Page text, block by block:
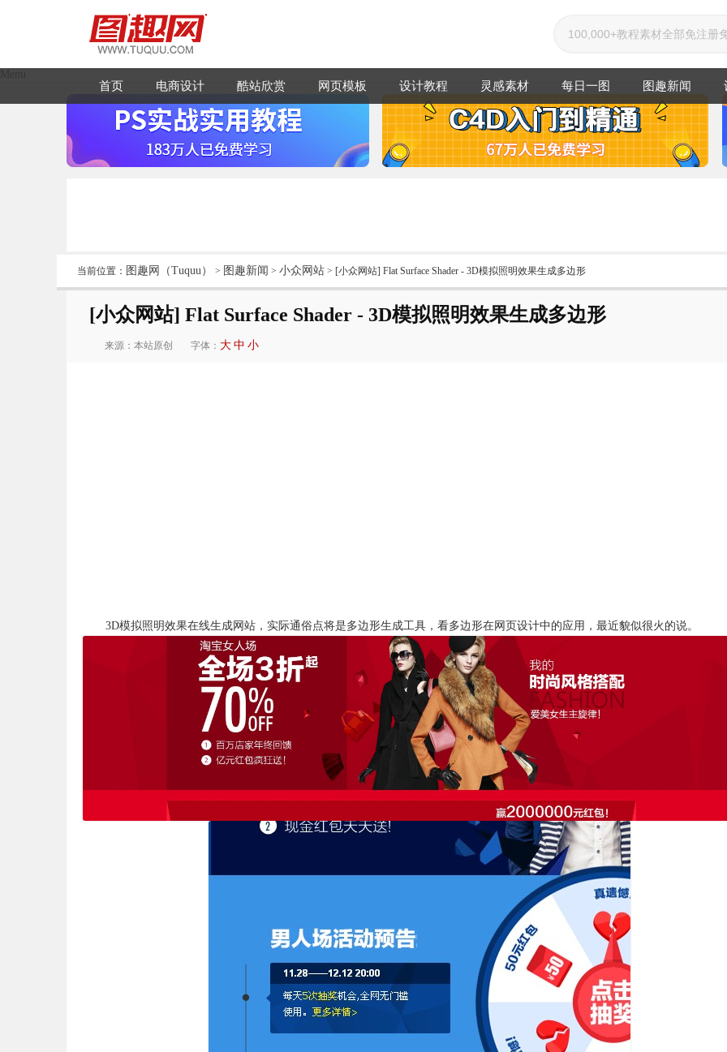
首页 电商设计 酷站欣赏 网页模板 设计教程 灵感素材 每日一图 图趣新闻
当前位置： 图趣网（Tuquu） > 图趣新闻 > 小众网站> [小众网站] Flat Surface Shader - 3D模拟照明效果生成多边形
[小众网站] Flat Surface Shader - 3D模拟照明效果生成多边形
来源：本站原创 字体： 大中 小
3D模拟照明效果在线生成网站，实际通俗点将是多边形生成工具，看多边形在网页设计中的应用，最近貌似很火的说。